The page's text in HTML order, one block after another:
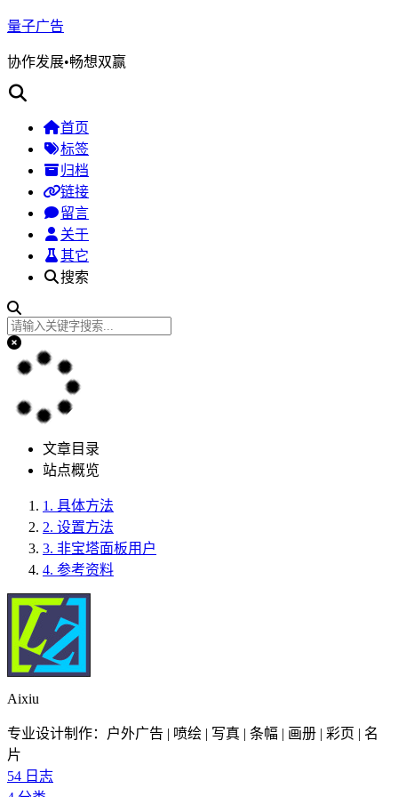
量子广告
协作发展•畅想双赢
首页
标签
归档
链接
留言
关于
其它
搜索
文章目录
站点概览
1. 具体方法
2. 设置方法
3. 非宝塔面板用户
4. 参考资料
Aixiu
专业设计制作：户外广告 | 喷绘 | 写真 | 条幅 | 画册 | 彩页 | 名
片
54 日志